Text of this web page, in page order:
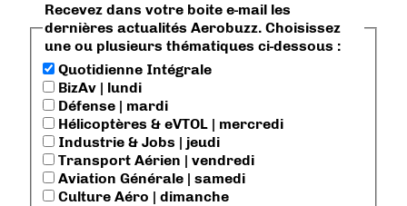
Recevez dans votre boite e-mail les
dernières actualités Aerobuzz. Choisissez
une ou plusieurs thématiques ci-dessous :
Quotidienne Intégrale
BizAv | lundi
Défense | mardi
Hélicoptères & eVTOL | mercredi
Industrie & Jobs | jeudi
Transport Aérien | vendredi
Aviation Générale | samedi
Culture Aéro | dimanche